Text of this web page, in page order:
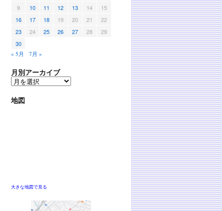
9
10 11 12 13 14
15
16
17 18 19 20 21
22
23
24 25 26 27 28
29
30
« 5月 7月 »
月別アーカイブ
地図
大きな地図で見る